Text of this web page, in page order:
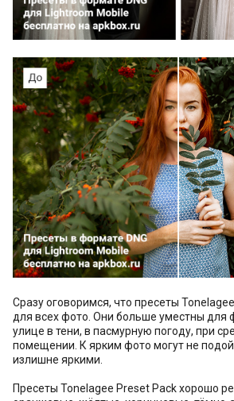
Сразу оговоримся, что пресеты
для всех фото. Они больше уместны для
улице в тени, в пасмурную погоду, при
помещении. К ярким фото могут не
излишне яркими.
Пресеты Tonelagee Preset Pack хорошо